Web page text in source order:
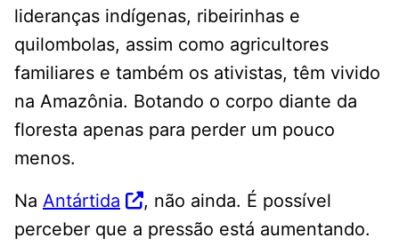
lideranças indígenas, ribeirinhas e
quilombolas, assim como agricultores
familiares e também os ativistas, têm vivido
na Amazônia. Botando o corpo diante da
floresta apenas para perder um pouco
menos.
Na Antártida
, não ainda. É possível
perceber que a pressão está aumentando.